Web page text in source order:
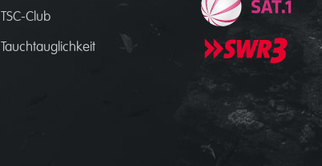
TSC-Club
Tauchtauglichkeit